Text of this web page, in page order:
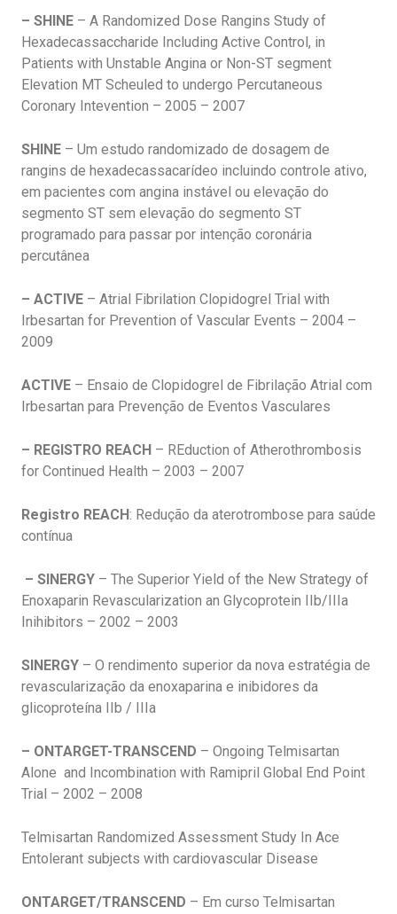
– SHINE – A Randomized Dose Rangins Study of
Hexadecassaccharide Including Active Control, in
Patients with Unstable Angina or Non-ST segment
Elevation MT Scheuled to undergo Percutaneous
Coronary Intevention – 2005 – 2007
SHINE – Um estudo randomizado de dosagem de
rangins de hexadecassacarídeo incluindo controle ativo,
em pacientes com angina instável ou elevação do
segmento ST sem elevação do segmento ST
programado para passar por intenção coronária
percutânea
– ACTIVE – Atrial Fibrilation Clopidogrel Trial with
Irbesartan for Prevention of Vascular Events – 2004 –
2009
ACTIVE – Ensaio de Clopidogrel de Fibrilação Atrial com
Irbesartan para Prevenção de Eventos Vasculares
– REGISTRO REACH – REduction of Atherothrombosis
for Continued Health – 2003 – 2007
Registro REACH: Redução da aterotrombose para saúde
contínua
– SINERGY – The Superior Yield of the New Strategy of
Enoxaparin Revascularization an Glycoprotein IIb/IIIa
Inihibitors – 2002 – 2003
SINERGY – O rendimento superior da nova estratégia de
revascularização da enoxaparina e inibidores da
glicoproteína IIb / IIIa
– ONTARGET-TRANSCEND – Ongoing Telmisartan
Alone and Incombination with Ramipril Global End Point
Trial – 2002 – 2008
Telmisartan Randomized Assessment Study In Ace
Entolerant subjects with cardiovascular Disease
ONTARGET/TRANSCEND – Em curso Telmisartan